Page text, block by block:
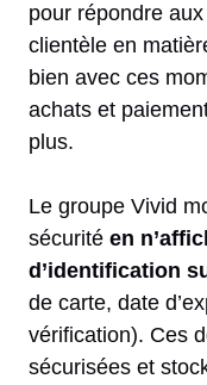
pour répondre
clientèle en
bien avec ces
achats et
plus.
Le groupe Vivid
sécurité en
d’identification
de carte, date
vérification). Ces
sécurisées et